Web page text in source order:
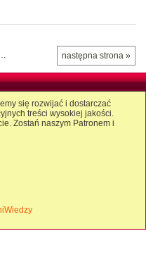
następna strona »
się rozwijać i dostarczać
treści wysokiej jakości.
Zostań naszym Patronem i